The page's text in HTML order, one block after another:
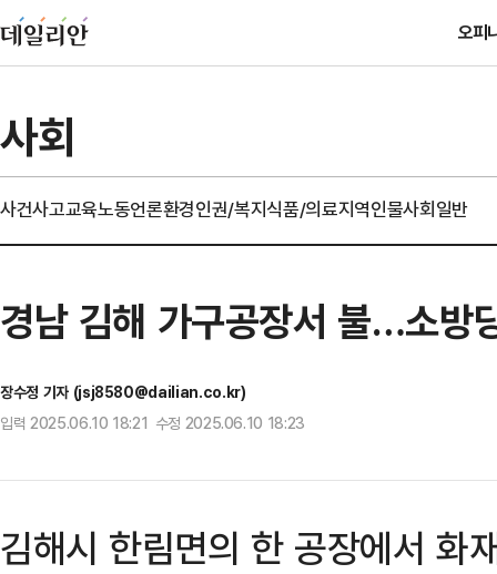
오피
사회
사건사고교육노동언론환경인권/복지식품/의료지역인물사회일반
경남 김해 가구공장서 불…소방
장수정 기자 (jsj8580@dailian.co.kr)
입력 2025.06.10 18:21 수정 2025.06.10 18:23
김해시 한림면의 한 공장에서 화